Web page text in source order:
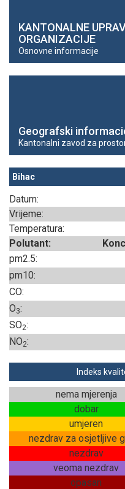
KANTONALNE
ORGANIZACIJE
Osnovne informacije
Geografski
Kantonalni zavod za
Bihac
Datum:
Vrijeme:
Temperatura:
Polutant:
pm2.5:
pm10:
CO:
O3:
SO2:
NO2:
Indeks
nema mjerenja
dobar
umjeren
nezdrav za osjetljive
nezdrav
veoma nezdrav
opasan